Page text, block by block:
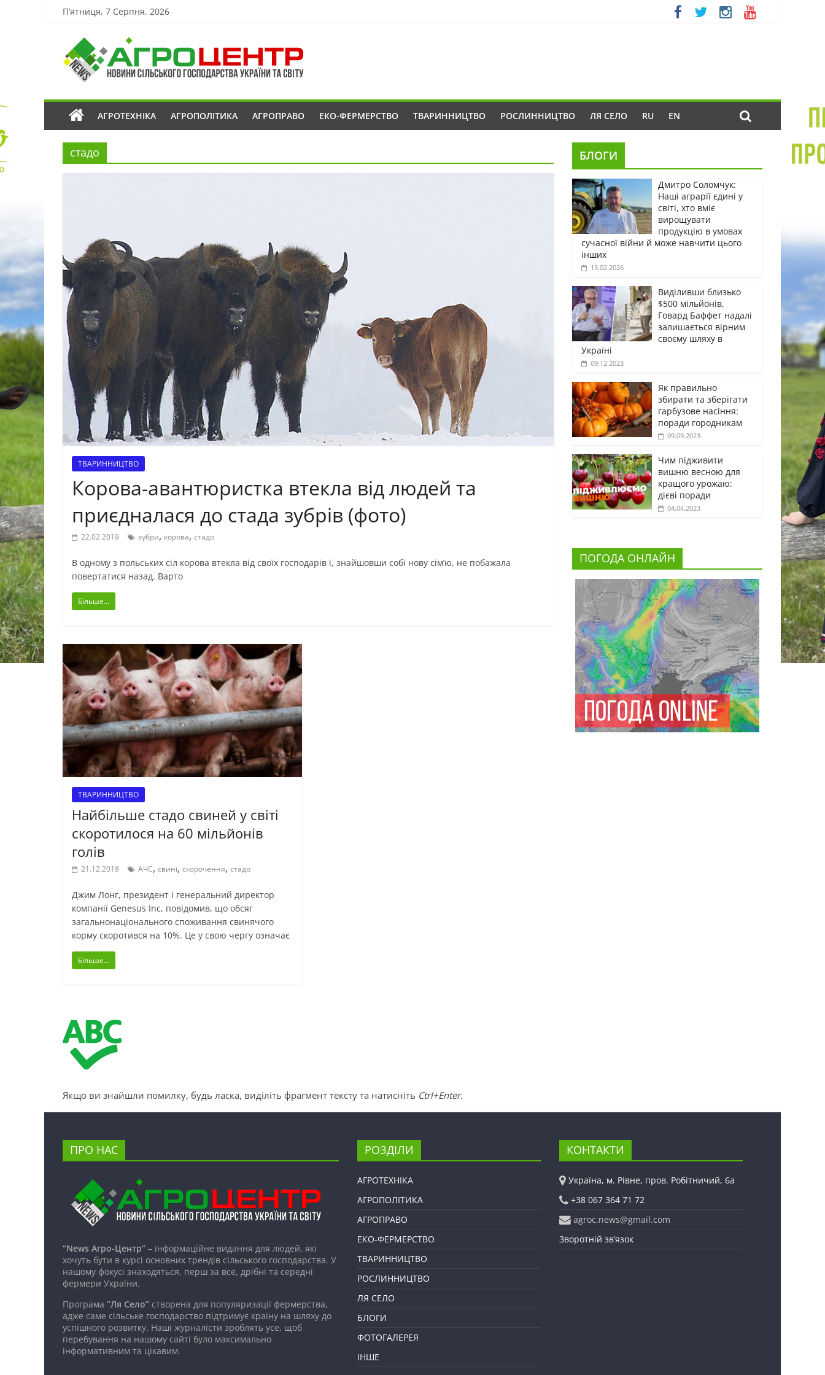
П’ятниця, 7 Серпня, 2026
АГРОТЕХНІКА АГРОПОЛІТИКА АГРОПРАВО ЕКО-ФЕРМЕРСТВО ТВАРИННИЦТВО РОСЛИННИЦТВО ЛЯ СЕЛО RU EN
стадо
ТВАРИННИЦТВО
Корова-авантюристка втекла від людей та
приєдналася до стада зубрів (фото)
22.02.2019 зубри, корова, стадо
В одному з польських сіл корова втекла від своїх господарів і, знайшовши собі нову сім’ю, не побажала
повертатися назад. Варто
Більше...
ТВАРИННИЦТВО
Найбільше стадо свиней у світі
скоротилося на 60 мільйонів
голів
21.12.2018 АЧС, свині, скорочення, стадо
Джим Лонг, президент і генеральний директор
компанії Genesus Inc, повідомив, що обсяг
загальнонаціонального споживання свинячого
корму скоротився на 10%. Це у свою чергу означає
Більше...
БЛОГИ
Дмитро Соломчук:
Наші аграрії єдині у
світі, хто вміє
вирощувати
продукцію в умовах
сучасної війни й може навчити цього
інших
13.02.2026
Виділивши близько
$500 мільйонів,
Говард Баффет надалі
залишається вірним
своєму шляху в
Україні
09.12.2023
Як правильно
збирати та зберігати
гарбузове насіння:
поради городникам
09.09.2023
Чим підживити
вишню весною для
кращого урожаю:
дієві поради
04.04.2023
ПОГОДА ОНЛАЙН
Якщо ви знайшли помилку, будь ласка, виділіть фрагмент тексту та натисніть Ctrl+Enter.
ПРО НАС
“News Агро-Центр” – інформаційне видання для людей, які
хочуть бути в курсі основних трендів сільського господарства. У
нашому фокусі знаходяться, перш за все, дрібні та середні
фермери України.
Програма “Ля Село” створена для популяризації фермерства,
адже саме сільське господарство підтримує країну на шляху до
успішного розвитку. Наші журналісти зроблять усе, щоб
перебування на нашому сайті було максимально
інформативним та цікавим.
РОЗДІЛИ
АГРОТЕХНІКА
АГРОПОЛІТИКА
АГРОПРАВО
ЕКО-ФЕРМЕРСТВО
ТВАРИННИЦТВО
РОСЛИННИЦТВО
ЛЯ СЕЛО
БЛОГИ
ФОТОГАЛЕРЕЯ
ІНШЕ
КОНТАКТИ
Україна, м. Рівне, пров. Робітничий, 6а
+38 067 364 71 72
agroc.news@gmail.com
Зворотній зв’язок